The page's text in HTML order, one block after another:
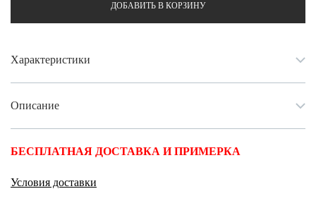
ДОБАВИТЬ В КОРЗИНУ
Характеристики
Описание
БЕСПЛАТНАЯ ДОСТАВКА И ПРИМЕРКА
Условия доставки